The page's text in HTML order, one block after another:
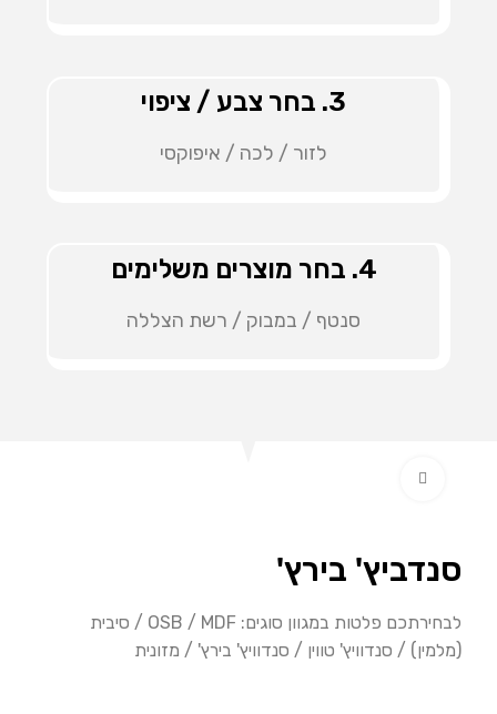
3. בחר צבע / ציפוי
לזור / לכה / איפוקסי
4. בחר מוצרים משלימים
סנטף / במבוק / רשת הצללה
סנדביץ' בירץ'
לבחירתכם פלטות במגוון סוגים: OSB / MDF / סיבית
(מלמין) / סנדוויץ' טווין / סנדוויץ' בירץ' / מזונית